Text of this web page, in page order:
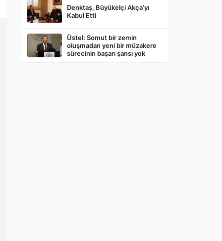
Denktaş, Büyükelçi Akça’yı
Kabul Etti
Üstel: Somut bir zemin
oluşmadan yeni bir müzakere
sürecinin başarı şansı yok